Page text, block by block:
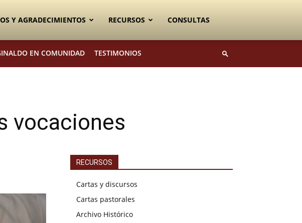
Y AGRADECIMIENTOS RECURSOS CONSULTAS
EN COMUNIDAD TESTIMONIOS
vocaciones
RECURSOS
Cartas y discursos
Cartas pastorales
Archivo Histórico